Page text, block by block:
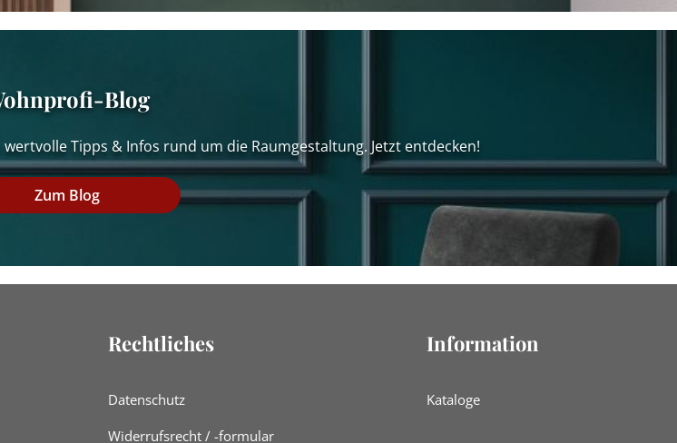
Blog
Tipps & Infos rund um die Raumgestaltung. Jetzt entdecken!
Zum Blog
Rechtliches
Datenschutz
Widerrufsrecht / -formular
Information
Kataloge